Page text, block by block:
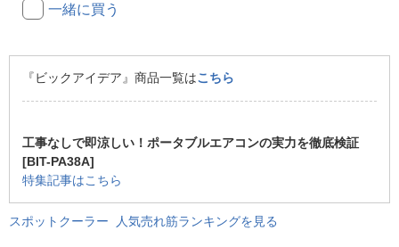
一緒に買う
『ビックアイデア』商品一覧はこちら
工事なしで即涼しい！ポータブルエアコンの実力を徹底検証
[BIT-PA38A]
特集記事はこちら
スポットクーラー 人気売れ筋ランキングを見る